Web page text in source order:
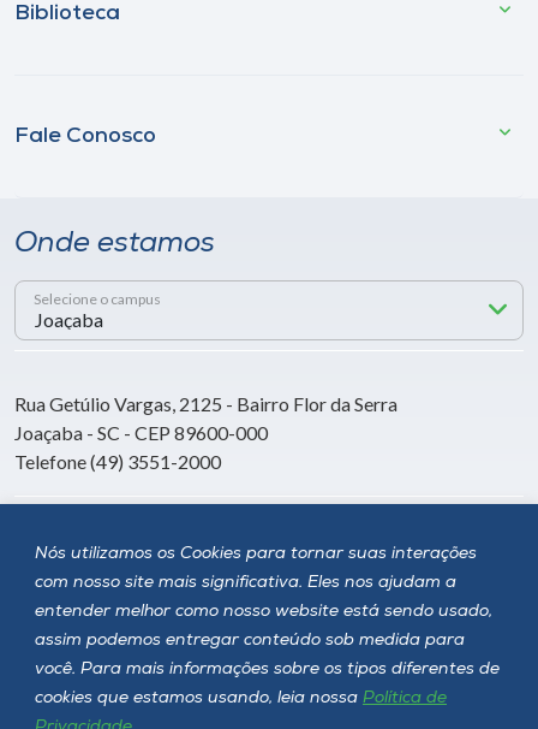
Nós utilizamos os Cookies para tornar suas interações
com nosso site mais significativa. Eles nos ajudam a
entender melhor como nosso website está sendo usado,
assim podemos entregar conteúdo sob medida para
você. Para mais informações sobre os tipos diferentes de
cookies que estamos usando, leia nossa Política de
Biblioteca
Fale Conosco
Onde estamos
Selecione o campus
Rua Getúlio Vargas, 2125 - Bairro Flor da Serra
Joaçaba - SC - CEP 89600-000
Telefone (49) 3551-2000
Siga a Unoesc